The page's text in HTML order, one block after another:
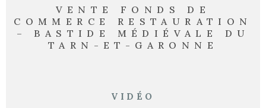
VENTE FONDS DE
COMMERCE RESTAURATION
– BASTIDE MÉDIÉVALE DU
TARN-ET-GARONNE
VIDÉO